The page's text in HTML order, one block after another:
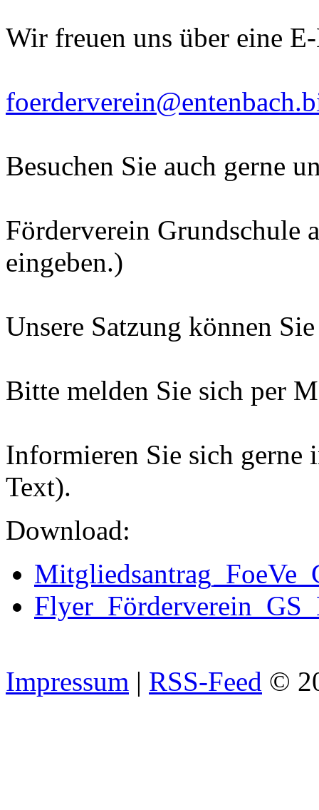
Wir freuen uns über eine
Besuchen Sie auch gerne
Förderverein Grundschule
eingeben.)
Unsere Satzung können
Bitte melden Sie sich per
Informieren Sie sich gerne
Text).
Download:
Impressum | RSS-Feed ©